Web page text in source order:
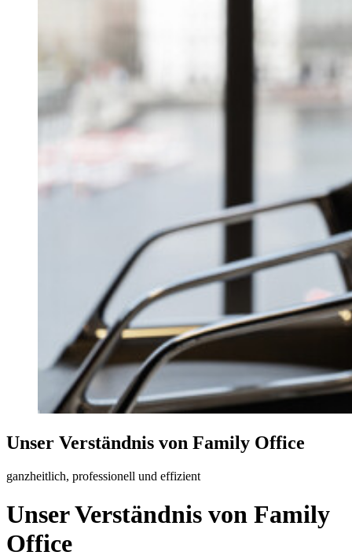
Unser Verständnis von Family Office
ganzheitlich, professionell und effizient
Unser Verständnis von Family
Office